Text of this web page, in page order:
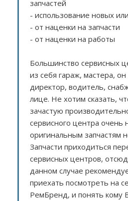
запчастей
- использование новых
- от наценки на запчасти
- от наценки на работы
Большинство сервисных
из себя гараж, мастера,
директор, водитель,
лице. Не хотим сказать,
зачастую
сервисного центра очень
оригинальным запчастям
Запчасти приходиться
сервисных центров,
данном случае
приехать посмотреть на
РемБренд, и понять кому